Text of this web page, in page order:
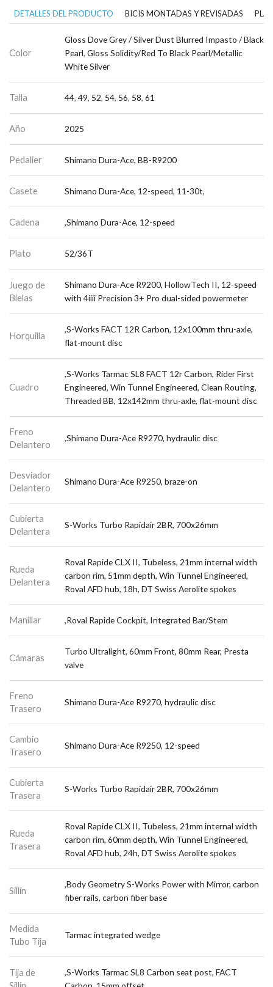
DETALLES DEL PRODUCTO BICIS MONTADAS Y REVISADAS
Color
Gloss Dove Grey / Silver Dust Blurred Impasto / Black
Pearl, Gloss Solidity/Red To Black Pearl/Metallic
White Silver
Talla 44, 49, 52, 54, 56, 58, 61
Año 2025
Pedalier Shimano Dura-Ace, BB-R9200
Casete Shimano Dura-Ace, 12-speed, 11-30t,
Cadena ,Shimano Dura-Ace, 12-speed
Plato 52/36T
Juego de
Bielas
Shimano Dura-Ace R9200, HollowTech II, 12-speed
with 4iiii Precision 3+ Pro dual-sided powermeter
Horquilla
,S-Works FACT 12R Carbon, 12x100mm thru-axle,
flat-mount disc
Cuadro
,S-Works Tarmac SL8 FACT 12r Carbon, Rider First
Engineered, Win Tunnel Engineered, Clean Routing,
Threaded BB, 12x142mm thru-axle, flat-mount disc
Freno
Delantero
,Shimano Dura-Ace R9270, hydraulic disc
Desviador
Delantero
Shimano Dura-Ace R9250, braze-on
Cubierta
Delantera
S-Works Turbo Rapidair 2BR, 700x26mm
Rueda
Delantera
Roval Rapide CLX II, Tubeless, 21mm internal width
carbon rim, 51mm depth, Win Tunnel Engineered,
Roval AFD hub, 18h, DT Swiss Aerolite spokes
Manillar ,Roval Rapide Cockpit, Integrated Bar/Stem
Cámaras
Turbo Ultralight, 60mm Front, 80mm Rear, Presta
valve
Freno
Trasero
Shimano Dura-Ace R9270, hydraulic disc
Cambio
Trasero
Shimano Dura-Ace R9250, 12-speed
Cubierta
Trasera
S-Works Turbo Rapidair 2BR, 700x26mm
Rueda
Trasera
Roval Rapide CLX II, Tubeless, 21mm internal width
carbon rim, 60mm depth, Win Tunnel Engineered,
Roval AFD hub, 24h, DT Swiss Aerolite spokes
Sillín
,Body Geometry S-Works Power with Mirror, carbon
fiber rails, carbon fiber base
Medida
Tubo Tija
Tarmac integrated wedge
Tija de
,S-Works Tarmac SL8 Carbon seat post, FACT